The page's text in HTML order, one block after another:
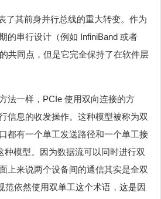
了其前身并行总线的重大转变。作为
的串行设计（例如 InfiniBand 或者
共同点，但是它完全保持了在软件层
法一样，PCIe 使用双向连接的方
信息的收发操作。这种模型被称为双
都有一个单工发送路径和一个单工接
种模型。因为数据流可以同时进行双
上来说两个设备间的通信其实是全双
范依然使用双单工这个术语，这是因